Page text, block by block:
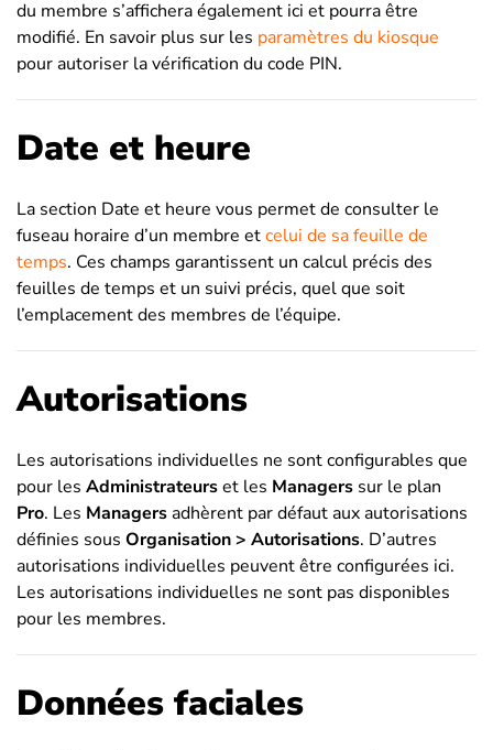
du membre s’affichera également ici et pourra être
modifié. En savoir plus sur les paramètres du kiosque
pour autoriser la vérification du code PIN.
Date et heure
La section Date et heure vous permet de consulter le
fuseau horaire d’un membre etcelui de sa feuille de
temps. Ces champs garantissent un calcul précis des
feuilles de temps et un suivi précis, quel que soit
l’emplacement des membres de l’équipe.
Autorisations
Les autorisations individuelles ne sont configurables que
pour les Administrateurset les Managers sur le plan
Pro. Les Managersadhèrent par défaut aux autorisations
définies sous Organisation > Autorisations. D’autres
autorisations individuelles peuvent être configurées ici.
Les autorisations individuelles ne sont pas disponibles
pour les membres.
Données faciales